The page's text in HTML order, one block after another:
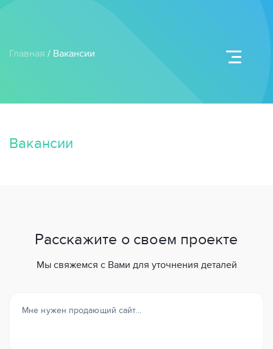
Главная / Вакансии
Вакансии
Расскажите о своем проекте
Мы свяжемся с Вами для уточнения деталей